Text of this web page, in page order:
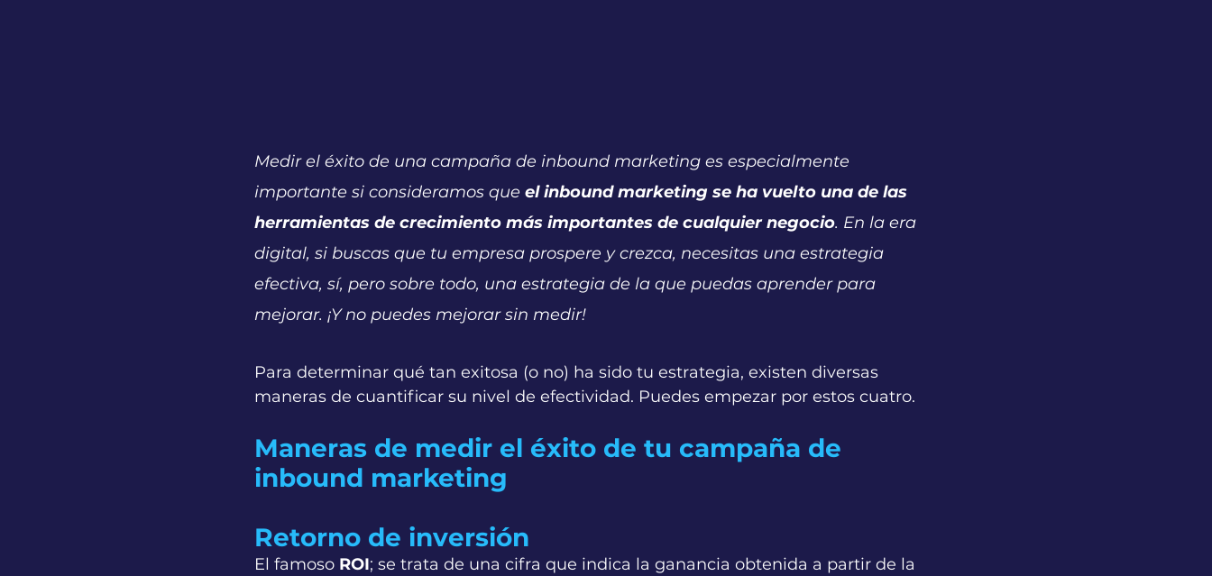
Medir el éxito de una campaña de inbound marketing es especialmente
importante si consideramos que el inbound marketing se ha vuelto una de las
herramientas de crecimiento más importantes de cualquier negocio. En la era
digital, si buscas que tu empresa prospere y crezca, necesitas una estrategia
efectiva, sí, pero sobre todo, una estrategia de la que puedas aprender para
mejorar. ¡Y no puedes mejorar sin medir!
Para determinar qué tan exitosa (o no) ha sido tu estrategia, existen diversas
maneras de cuantificar su nivel de efectividad. Puedes empezar por estos cuatro.
Maneras de medir el éxito de tu campaña de
inbound marketing
Retorno de inversión
El famoso ROI; se trata de una cifra que indica la ganancia obtenida a partir de la